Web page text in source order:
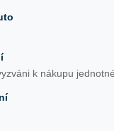
k nákupu